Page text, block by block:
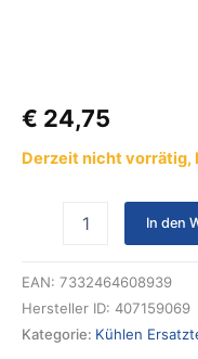
€ 24,75
Derzeit nicht vorrätig,
In den
EAN: 7332464608939
Hersteller ID: 407159069
Kategorie: Kühlen